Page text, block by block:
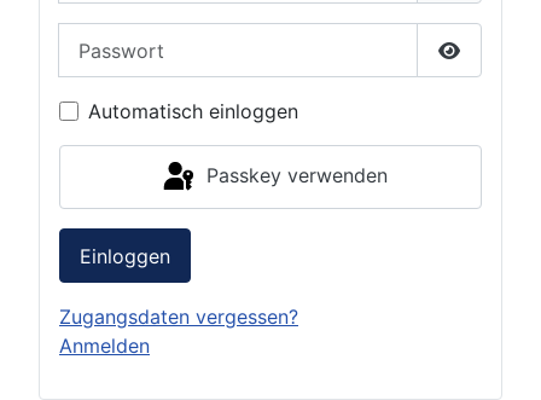
Passwort
Automatisch einloggen
Passkey verwenden
Einloggen
Zugangsdaten vergessen?
Anmelden